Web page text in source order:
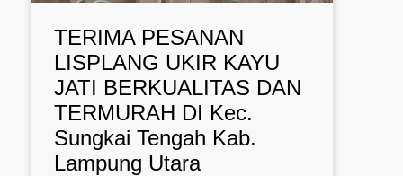
TERIMA PESANAN
LISPLANG UKIR KAYU
JATI BERKUALITAS DAN
TERMURAH DI Kec.
Sungkai Tengah Kab.
Lampung Utara